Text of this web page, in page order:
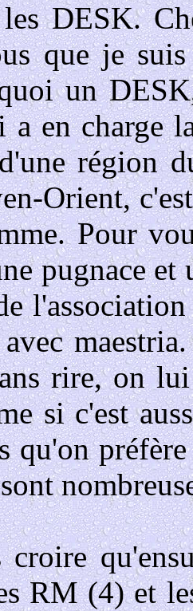
DESK.
que je
un
a en charge
région
Orient,
Pour
pugnace et
rire, on
si c'est
qu'on
croire
RM (4) et